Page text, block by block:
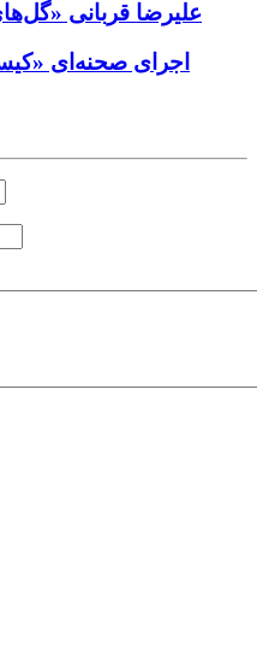
علیرضا قربانی
اجرای صحنه‌ای